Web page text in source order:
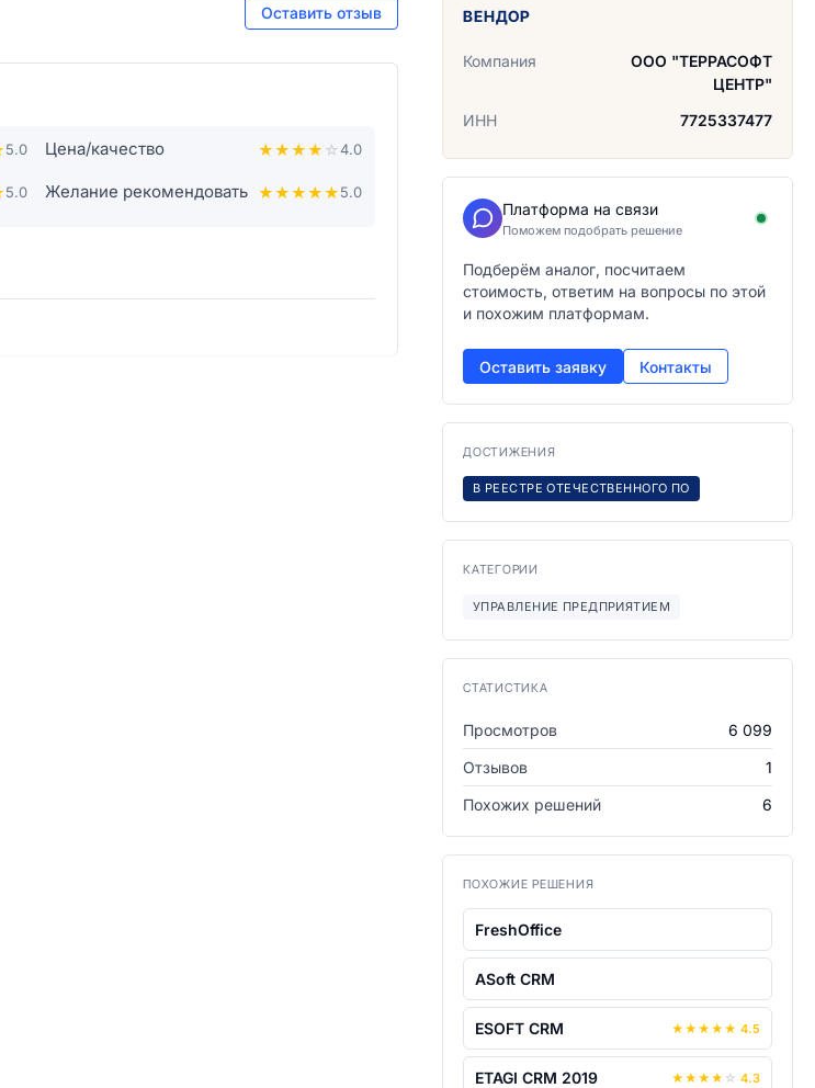
Оставить отзыв
5.0 Цена/качество ★★★★ ☆4.0
5.0 Желание рекомендовать ★★★★★5.0
ВЕНДОР
Компания
ООО "ТЕРРАСОФТ
ЦЕНТР"
ИНН
7725337477
Платформа на связи
Поможем подобрать решение
Подберём аналог, посчитаем
стоимость, ответим на вопросы по этой
и похожим платформам.
Оставить заявку Контакты
ДОСТИЖЕНИЯ
В РЕЕСТРЕ ОТЕЧЕСТВЕННОГО ПО
КАТЕГОРИИ
УПРАВЛЕНИЕ ПРЕДПРИЯТИЕМ
СТАТИСТИКА
Просмотров
6 099
Отзывов
1
Похожих решений
6
ПОХОЖИЕ РЕШЕНИЯ
FreshOffice
ASoft CRM
ESOFT CRM ★ ★ ★ ★ ★ 4.5
ETAGI CRM 2019 ★ ★ ★ ★ ☆ 4.3